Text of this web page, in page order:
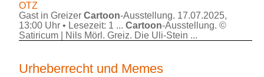
OTZ
Gast in Greizer Cartoon-Ausstellung. 17.07.2025,
13:00 Uhr • Lesezeit: 1 ... Cartoon-Ausstellung. ©
Satiricum | Nils Mörl. Greiz. Die Uli-Stein ...
Urheberrecht und Memes